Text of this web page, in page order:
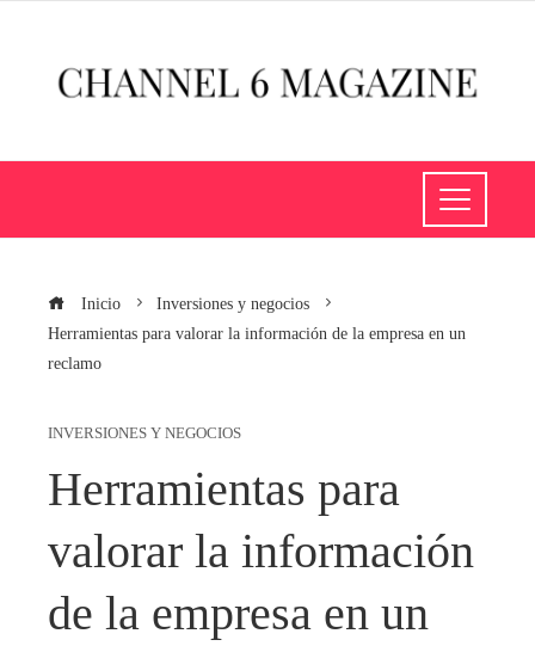
Inicio
Inversiones y negocios
Herramientas para valorar la información de la empresa en un
reclamo
INVERSIONES Y NEGOCIOS
Herramientas para
valorar la información
de la empresa en un